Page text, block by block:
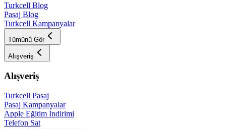
Turkcell Blog
Pasaj Blog
Turkcell Kampanyalar
Tümünü Gör
Alışveriş
Alışveriş
Turkcell Pasaj
Pasaj Kampanyalar
Apple Eğitim İndirimi
Telefon Sat